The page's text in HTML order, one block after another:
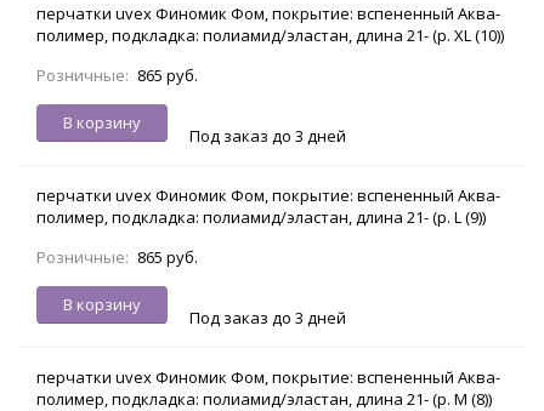
перчатки uvex Финомик Фом, покрытие: вспененный Аква-
полимер, подкладка: полиамид/эластан, длина 21- (р. XL (10))
Розничные: 865 руб.
В корзину
Под заказ до 3 дней
перчатки uvex Финомик Фом, покрытие: вспененный Аква-
полимер, подкладка: полиамид/эластан, длина 21- (р. L (9))
Розничные: 865 руб.
В корзину
Под заказ до 3 дней
перчатки uvex Финомик Фом, покрытие: вспененный Аква-
полимер, подкладка: полиамид/эластан, длина 21- (р. M (8))